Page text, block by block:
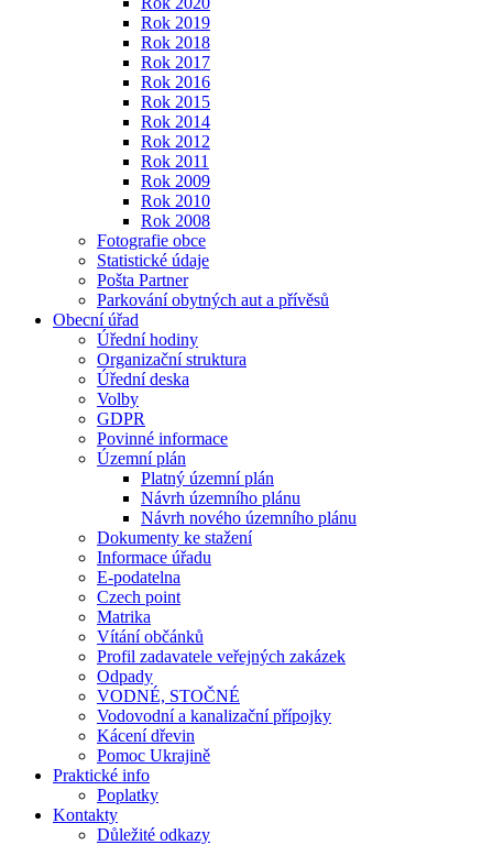
Rok 2019
Rok 2018
Rok 2017
Rok 2016
Rok 2015
Rok 2014
Rok 2012
Rok 2011
Rok 2009
Rok 2010
Rok 2008
Fotografie obce
Statistické údaje
Pošta Partner
Parkování obytných aut a přívěsů
Obecní úřad
Úřední hodiny
Organizační struktura
Úřední deska
Volby
GDPR
Povinné informace
Územní plán
Platný územní plán
Návrh územního plánu
Návrh nového územního plánu
Dokumenty ke stažení
Informace úřadu
E-podatelna
Czech point
Matrika
Vítání občánků
Profil zadavatele veřejných zakázek
Odpady
VODNÉ, STOČNÉ
Vodovodní a kanalizační přípojky
Kácení dřevin
Pomoc Ukrajině
Praktické info
Poplatky
Kontakty
Důležité odkazy